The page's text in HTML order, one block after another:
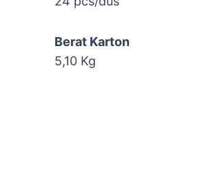
Berat Karton
5,10 Kg